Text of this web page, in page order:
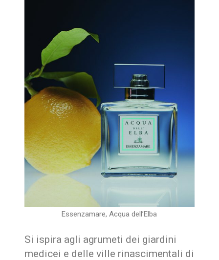
Essenzamare, Acqua dell’Elba
Si ispira agli agrumeti dei giardini
medicei e delle ville rinascimentali di